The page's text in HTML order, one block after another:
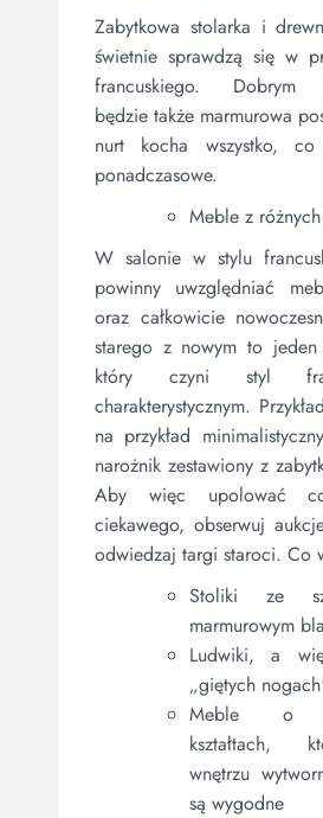
Zabytkowa stolarka i
świetnie sprawdzą się w
francuskiego. Dobrym
będzie także marmurowa
nurt kocha wszystko,
ponadczasowe.
Meble z
W salonie w stylu
powinny uwzględniać
oraz całkowicie
starego z nowym to jeden
który czyni styl
charakterystycznym.
na przykład
narożnik zestawiony z
Aby więc upolować
ciekawego, obserwuj
odwiedzaj targi staroci. Co
Stoliki ze
marmurowym
Ludwiki, a
„giętych
Meble o
kształtach,
wnętrzu
są wygodne